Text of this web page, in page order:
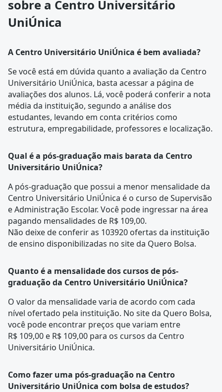
sobre a Centro Universitário
UniÚnica
A Centro Universitário UniÚnica é bem avaliada?
Se você está em dúvida quanto a avaliação da Centro
Universitário UniÚnica, basta acessar a página de
avaliações dos alunos. Lá, você poderá conferir a nota
média da instituição, segundo a análise dos
estudantes, levando em conta critérios como
estrutura, empregabilidade, professores e localização.
Qual é a pós-graduação mais barata da Centro
Universitário UniÚnica?
A pós-graduação que possui a menor mensalidade da
Centro Universitário UniÚnica é o curso deSupervisão
e Administração Escolar. Você pode ingressar na área
pagando mensalidades de R$ 109,00.
Não deixe de conferir as 103920 ofertas da instituição
de ensino disponibilizadas no site da Quero Bolsa.
Quanto é a mensalidade dos cursos de pós-
graduação da Centro Universitário UniÚnica?
O valor da mensalidade varia de acordo com cada
nível ofertado pela instituição. No site da Quero Bolsa,
você pode encontrar preços que variam entre
R$ 109,00 e R$ 109,00 para os cursos da Centro
Universitário UniÚnica.
Como fazer uma pós-graduação na Centro
Universitário UniÚnica com bolsa de estudos?